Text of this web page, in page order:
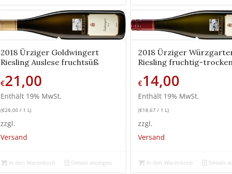
2018 Ürziger Goldwingert
Riesling Auslese fruchtsüß
€21,00
Enthält 19% MwSt.
(€28,00/ 1 L)
zzgl.
Versand
In den Warenkorb Details anzeigen
2018 Ürziger
Riesling fruchtig-trocken
€14,00
Enthält 19% MwSt.
(€18,67 / 1 L)
zzgl.
Versand
In den Warenkorb Details